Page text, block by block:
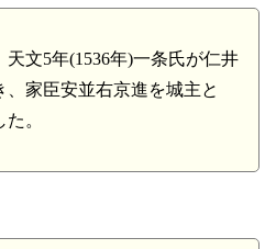
文5年(1536年)一条氏が仁井
家臣安並右京進を城主と
。